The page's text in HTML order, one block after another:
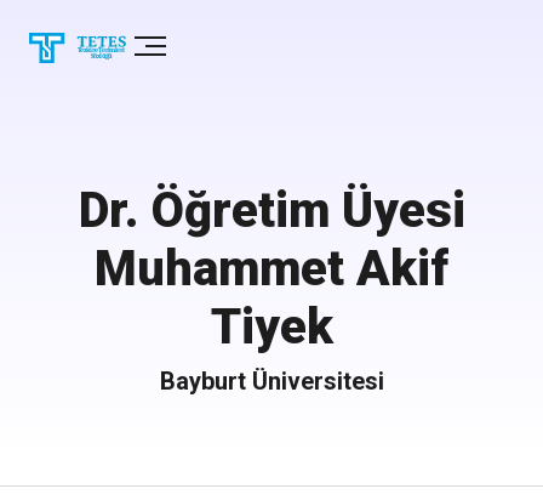
Dr. Öğretim Üyesi
Muhammet Akif
Tiyek
Bayburt Üniversitesi